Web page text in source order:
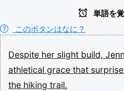
単語を
このボタンはなに？
Despite her slight build,
athletical grace that
the hiking trail.